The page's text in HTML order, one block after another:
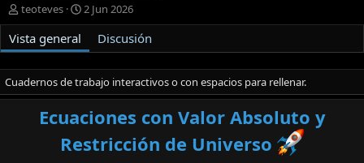
A
u
t
o
r
teoteves
F
e
h
a
d
e
r
e
a
2 Jun 2026
Vista general Discusión
Cuadernos de trabajo interactivos o con espacios para rellenar.
Ecuaciones con Valor Absoluto y
Restricción de Universo